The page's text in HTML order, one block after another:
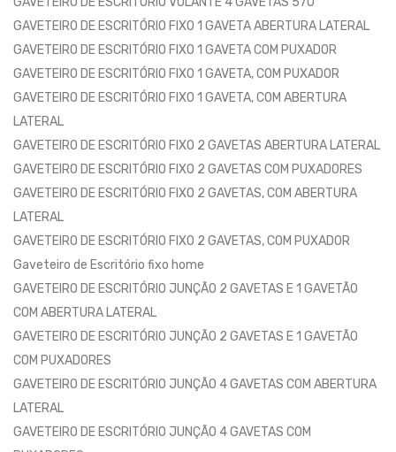
GAVETEIRO DE ESCRITÓRIO FIXO 1 GAVETA ABERTURA LATERAL
GAVETEIRO DE ESCRITÓRIO FIXO 1 GAVETA COM PUXADOR
GAVETEIRO DE ESCRITÓRIO FIXO 1 GAVETA, COM PUXADOR
GAVETEIRO DE ESCRITÓRIO FIXO 1 GAVETA, COM ABERTURA
LATERAL
GAVETEIRO DE ESCRITÓRIO FIXO 2 GAVETAS ABERTURA LATERAL
GAVETEIRO DE ESCRITÓRIO FIXO 2 GAVETAS COM PUXADORES
GAVETEIRO DE ESCRITÓRIO FIXO 2 GAVETAS, COM ABERTURA
LATERAL
GAVETEIRO DE ESCRITÓRIO FIXO 2 GAVETAS, COM PUXADOR
Gaveteiro de Escritório fixo home
GAVETEIRO DE ESCRITÓRIO JUNÇÃO 2 GAVETAS E 1 GAVETÃO
COM ABERTURA LATERAL
GAVETEIRO DE ESCRITÓRIO JUNÇÃO 2 GAVETAS E 1 GAVETÃO
COM PUXADORES
GAVETEIRO DE ESCRITÓRIO JUNÇÃO 4 GAVETAS COM ABERTURA
LATERAL
GAVETEIRO DE ESCRITÓRIO JUNÇÃO 4 GAVETAS COM